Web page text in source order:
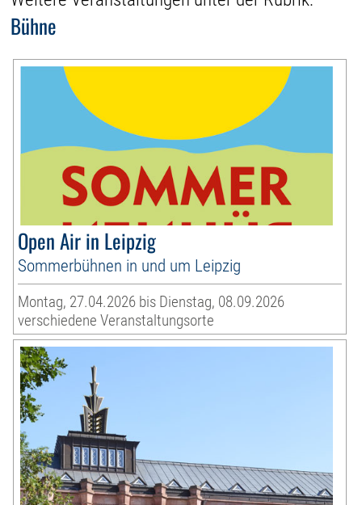
Bühne
Open Air in Leipzig
Sommerbühnen in und um Leipzig
Montag, 27.04.2026 bis Dienstag, 08.09.2026
verschiedene Veranstaltungsorte